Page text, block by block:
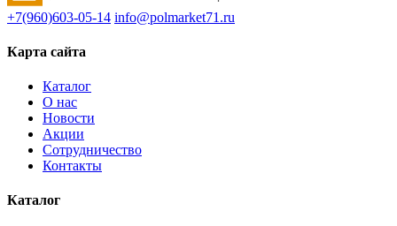
+7(960)603-05-14 info@polmarket71.ru
Карта сайта
Каталог
О нас
Новости
Акции
Сотрудничество
Контакты
Каталог